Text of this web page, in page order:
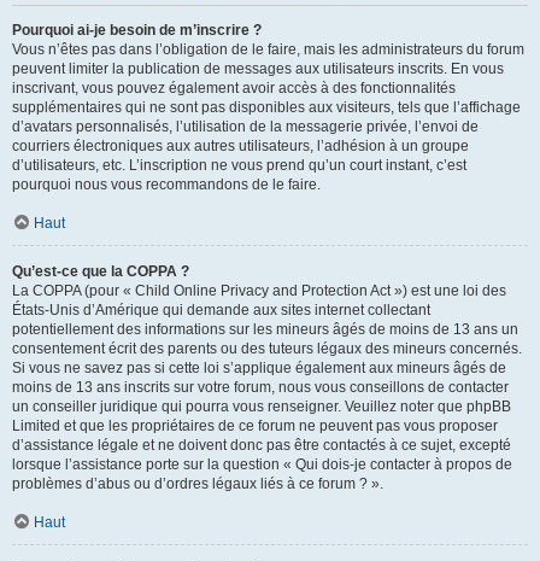
Pourquoi ai-je besoin de m’inscrire ?
Vous n’êtes pas dans l’obligation de le faire, mais les administrateurs du forum
peuvent limiter la publication de messages aux utilisateurs inscrits. En vous
inscrivant, vous pouvez également avoir accès à des fonctionnalités
supplémentaires qui ne sont pas disponibles aux visiteurs, tels que l’affichage
d’avatars personnalisés, l’utilisation de la messagerie privée, l’envoi de
courriers électroniques aux autres utilisateurs, l’adhésion à un groupe
d’utilisateurs, etc. L’inscription ne vous prend qu’un court instant, c’est
pourquoi nous vous recommandons de le faire.
Haut
Qu’est-ce que la COPPA ?
La COPPA (pour « Child Online Privacy and Protection Act ») est une loi des
États-Unis d’Amérique qui demande aux sites internet collectant
potentiellement des informations sur les mineurs âgés de moins de 13 ans un
consentement écrit des parents ou des tuteurs légaux des mineurs concernés.
Si vous ne savez pas si cette loi s’applique également aux mineurs âgés de
moins de 13 ans inscrits sur votre forum, nous vous conseillons de contacter
un conseiller juridique qui pourra vous renseigner. Veuillez noter que phpBB
Limited et que les propriétaires de ce forum ne peuvent pas vous proposer
d’assistance légale et ne doivent donc pas être contactés à ce sujet, excepté
lorsque l’assistance porte sur la question « Qui dois-je contacter à propos de
problèmes d’abus ou d’ordres légaux liés à ce forum ? ».
Haut